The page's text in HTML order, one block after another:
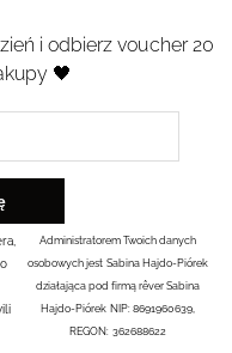
i odbierz voucher 20
🖤
Administratorem Twoich danych
osobowych jest Sabina Hajdo-Piórek
działająca pod firmą rêver Sabina
Hajdo-Piórek NIP: 8691960639,
REGON: 362688622